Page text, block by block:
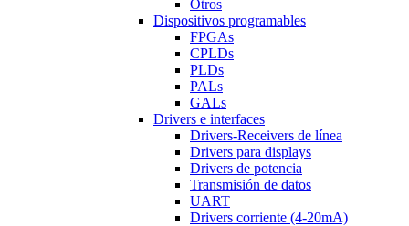
Otros
Dispositivos programables
FPGAs
CPLDs
PLDs
PALs
GALs
Drivers e interfaces
Drivers-Receivers de línea
Drivers para displays
Drivers de potencia
Transmisión de datos
UART
Drivers corriente (4-20mA)